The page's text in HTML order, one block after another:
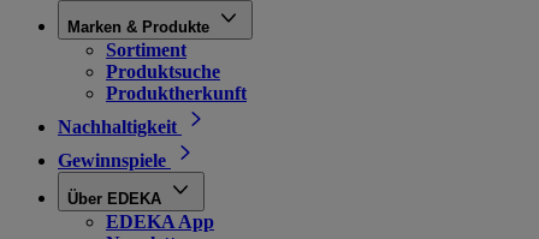
Marken & Produkte
Sortiment
Produktsuche
Produktherkunft
Nachhaltigkeit
Gewinnspiele
Über EDEKA
EDEKA App